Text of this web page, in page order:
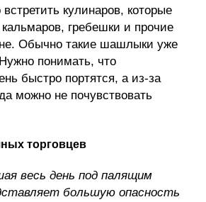
кулинаров, которые
кальмаров, гребешки и прочие
Обычно такие шашлыки уже
понимать, что
быстро портятся, а из-за
можно не почувствовать
торговцев
весь день под палящим
большую опасность